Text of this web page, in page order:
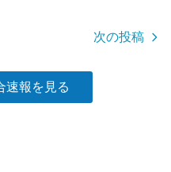
次の投稿
速報を見る